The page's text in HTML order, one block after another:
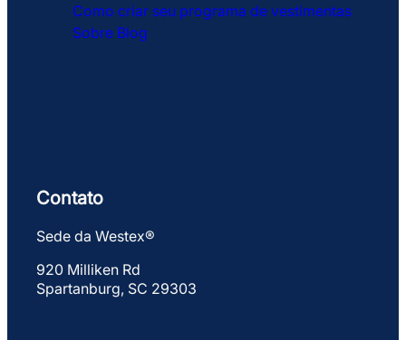
Como criar seu programa de vestimentas
Sobre Blog
Contato
Sede da Westex®
920 Milliken Rd
Spartanburg, SC 29303